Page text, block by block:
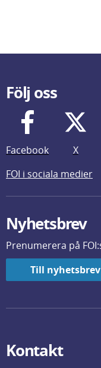
Följ oss
Facebook X
FOI i sociala medier
Nyhetsbrev
Prenumerera på
Till nyhetsbrev
Kontakt